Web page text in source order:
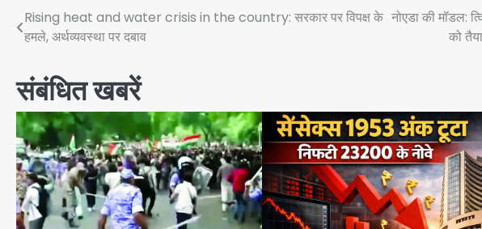
Post
navigation
Rising heat and water crisis in the country: सरकार पर विपक्ष के
हमले, अर्थव्यवस्था पर दबाव
नोएडा की मॉडल:
को
संबंधित खबरें